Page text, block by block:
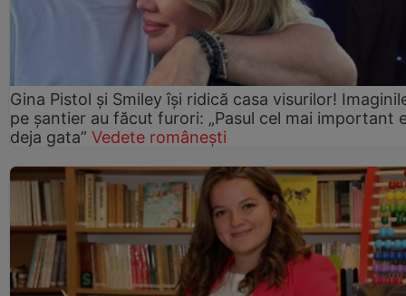
Gina Pistol și Smiley își ridică casa visurilor!
pe șantier au făcut furori: „Pasul cel mai important
deja gata” Vedete românești